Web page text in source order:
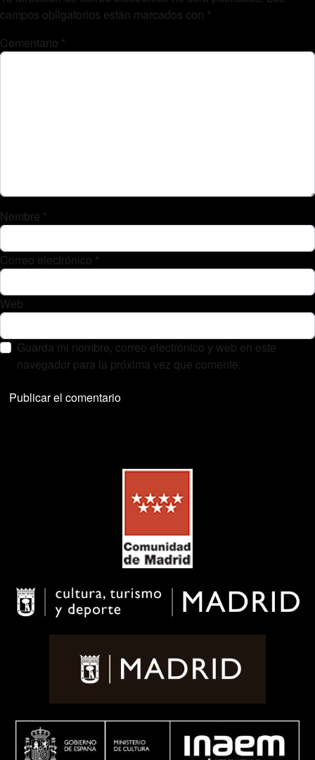
campos obligatorios están marcados con *
Comentario *
Nombre *
Correo electrónico *
Web
Guarda mi nombre, correo electrónico y web en este
navegador para la próxima vez que comente.